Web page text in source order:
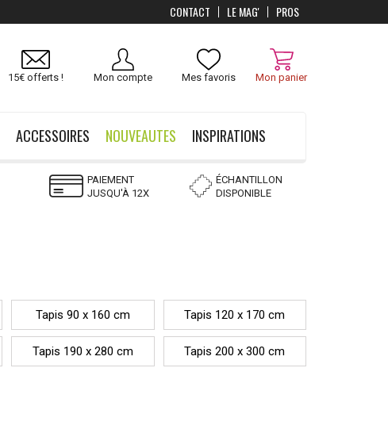
Mon panier
Mes favoris
Mon compte
15€ offerts !
ACCESSOIRES NOUVEAUTES INSPIRATIONS
PAIEMENT
JUSQU'À 12X
ÉCHANTILLON
DISPONIBLE
Tapis 90 x 160 cm Tapis 120 x 170 cm
Tapis 190 x 280 cm Tapis 200 x 300 cm
PROS
LE MAG'
CONTACT